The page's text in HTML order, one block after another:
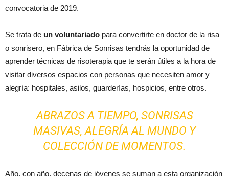
convocatoria de 2019.
Se trata de un voluntariado para convertirte en doctor de la risa
o sonrisero, en Fábrica de Sonrisas tendrás la oportunidad de
aprender técnicas de risoterapia que te serán útiles a la hora de
visitar diversos espacios con personas que necesiten amor y
alegría: hospitales, asilos, guarderías, hospicios, entre otros.
ABRAZOS A TIEMPO, SONRISAS
MASIVAS, ALEGRÍA AL MUNDO Y
COLECCIÓN DE MOMENTOS.
Año, con año, decenas de jóvenes se suman a esta organización